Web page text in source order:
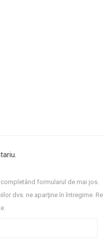
formularul de mai jos.
dvs. ne aparţine în întregime.